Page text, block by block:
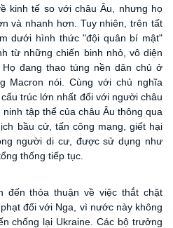
kinh tế so với châu Âu, nhưng họ
và nhanh hơn. Tuy nhiên, trên tất
dưới hình thức "đội quân bí mật"
từ những chiến binh nhỏ, vô diện
đang thao túng nền dân chủ ở
Macron nói. Cùng với chủ nghĩa
trúc lớn nhất đối với người châu
tập thể của châu Âu thông qua
bầu cử, tấn công mạng, giết hại
người di cư, được sử dụng như
thống tiếp tục.
đến thỏa thuận về việc thắt chặt
đối với Nga, vì nước này không
chống lại Ukraine. Các bộ trưởng